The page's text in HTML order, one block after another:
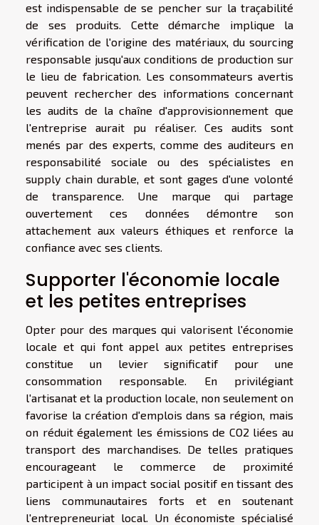
est indispensable de se pencher sur la traçabilité
de ses produits. Cette démarche implique la
vérification de l'origine des matériaux, du sourcing
responsable jusqu'aux conditions de production sur
le lieu de fabrication. Les consommateurs avertis
peuvent rechercher des informations concernant
les audits de la chaîne d'approvisionnement que
l'entreprise aurait pu réaliser. Ces audits sont
menés par des experts, comme des auditeurs en
responsabilité sociale ou des spécialistes en
supply chain durable, et sont gages d'une volonté
de transparence. Une marque qui partage
ouvertement ces données démontre son
attachement aux valeurs éthiques et renforce la
confiance avec ses clients.
Supporter l'économie locale
et les petites entreprises
Opter pour des marques qui valorisent l'économie
locale et qui font appel aux petites entreprises
constitue un levier significatif pour une
consommation responsable. En privilégiant
l'artisanat et la production locale, non seulement on
favorise la création d'emplois dans sa région, mais
on réduit également les émissions de CO2 liées au
transport des marchandises. De telles pratiques
encourageant le commerce de proximité
participent à un impact social positif en tissant des
liens communautaires forts et en soutenant
l'entrepreneuriat local. Un économiste spécialisé